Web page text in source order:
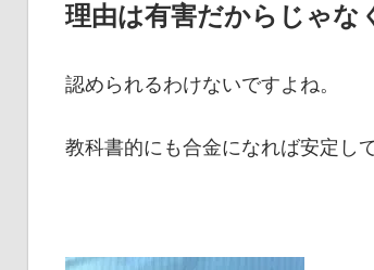
理由は有害だからじゃな
認められるわけないですよね。
教科書的にも合金になれば安定し